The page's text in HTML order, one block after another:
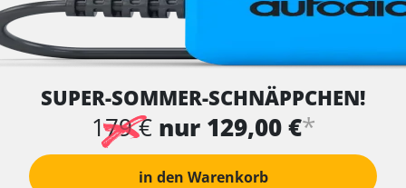
SUPER-SOMMER-SCHNÄPPCHEN!
179 € nur 129,00 €*
in den Warenkorb